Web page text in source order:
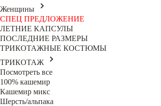
Женщины
СПЕЦ ПРЕДЛОЖЕНИЕ
ЛЕТНИЕ КАПСУЛЫ
ПОСЛЕДНИЕ РАЗМЕРЫ
ТРИКОТАЖНЫЕ КОСТЮМЫ
ТРИКОТАЖ
Посмотреть все
100% кашемир
Кашемир микс
Шерсть/альпака